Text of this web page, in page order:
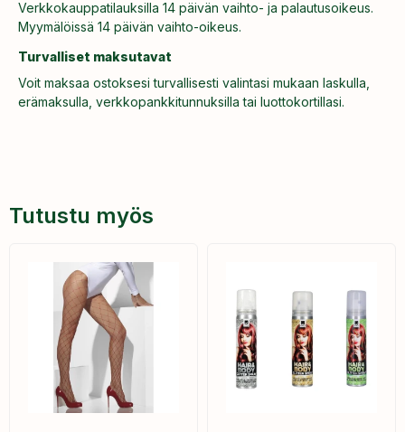
Verkkokauppatilauksilla 14 päivän vaihto- ja palautusoikeus.
Myymälöissä 14 päivän vaihto-oikeus.
Turvalliset maksutavat
Voit maksaa ostoksesi turvallisesti valintasi mukaan laskulla,
erämaksulla, verkkopankkitunnuksilla tai luottokortillasi.
Tutustu myös